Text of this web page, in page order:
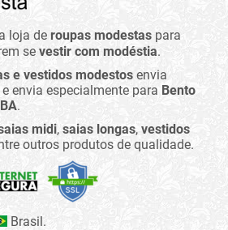
loja de roupas modestas para
se vestir com modéstia.
e vestidos modestos envia
e envia especialmente para Bento
.
midi, saias longas, vestidos
outros produtos de qualidade.
Brasil.